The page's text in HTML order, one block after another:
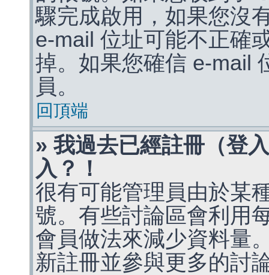
驟完成啟用，如果您沒
e-mail 位址可能不正確
掉。如果您確信 e-mail
員。
回頂端
» 我過去已經註冊（登
入？！
很有可能管理員由於某
號。有些討論區會利用
會員做法來減少資料量
新註冊並參與更多的討